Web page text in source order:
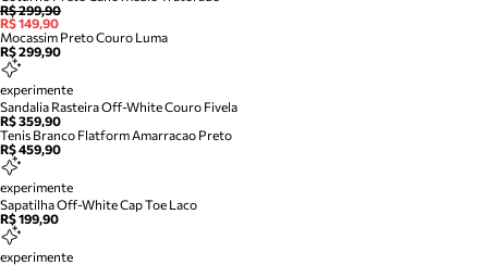
R$ 299,90
R$ 149,90
Mocassim Preto Couro Luma
R$ 299,90
experimente
Sandalia Rasteira Off-White Couro Fivela
R$ 359,90
Tenis Branco Flatform Amarracao Preto
R$ 459,90
experimente
Sapatilha Off-White Cap Toe Laco
R$ 199,90
experimente